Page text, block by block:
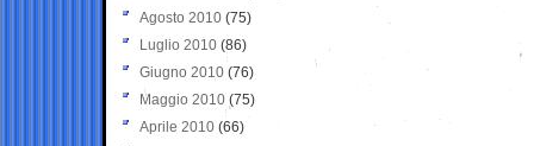
Agosto 2010 (75)
Luglio 2010 (86)
Giugno 2010 (76)
Maggio 2010 (75)
Aprile 2010 (66)